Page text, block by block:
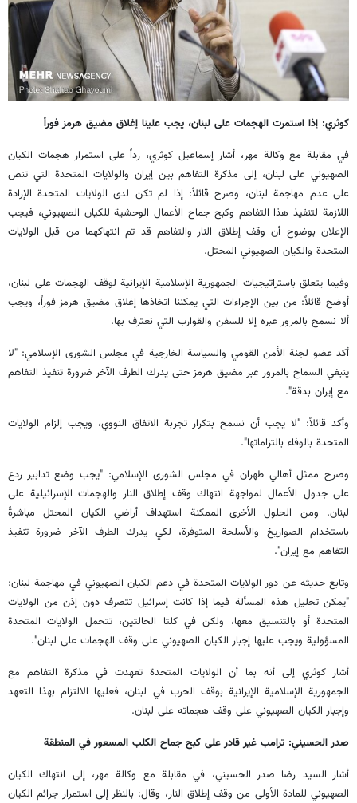
كوثري: إذا استمرت الهجمات على لبنان، يجب علينا إغلاق مضيق هرمز فوراً
في مقابلة مع وكالة مهر، أشار إسماعيل كوثري، رداً على استمرار هجمات الكيان
الصهيوني على لبنان، إلى مذكرة التفاهم بين إيران والولايات المتحدة التي تنص
على عدم مهاجمة لبنان، وصرح قائلاً: إذا لم تكن لدى الولايات المتحدة الإرادة
اللازمة لتنفيذ هذا التفاهم وكبح جماح الأعمال الوحشية للكيان الصهيوني، فيجب
الإعلان بوضوح أن وقف إطلاق النار والتفاهم قد تم انتهاكهما من قبل الولايات
المتحدة والكيان الصهيوني المحتل.
وفيما يتعلق باستراتيجيات الجمهورية الإسلامية الإيرانية لوقف الهجمات على لبنان،
أوضح قائلاً: من بين الإجراءات التي يمكننا اتخاذها إغلاق مضيق هرمز فوراً، ويجب
ألا نسمح بالمرور عبره إلا للسفن والقوارب التي نعترف بها.
أكد عضو لجنة الأمن القومي والسياسة الخارجية في مجلس الشورى الإسلامي: "لا
ينبغي السماح بالمرور عبر مضيق هرمز حتى يدرك الطرف الآخر ضرورة تنفيذ التفاهم
مع إيران بدقة".
وأكد قائلاً: "لا يجب أن نسمح بتكرار تجربة الاتفاق النووي، ويجب إلزام الولايات
المتحدة بالوفاء بالتزاماتها".
وصرح ممثل أهالي طهران في مجلس الشورى الإسلامي: "يجب وضع تدابير ردع
على جدول الأعمال لمواجهة انتهاك وقف إطلاق النار والهجمات الإسرائيلية على
لبنان. ومن الحلول الأخرى الممكنة استهداف أراضي الكيان المحتل مباشرةً
باستخدام الصواريخ والأسلحة المتوفرة، لكي يدرك الطرف الآخر ضرورة تنفيذ
التفاهم مع إيران".
وتابع حديثه عن دور الولايات المتحدة في دعم الكيان الصهيوني في مهاجمة لبنان:
"يمكن تحليل هذه المسألة فيما إذا كانت إسرائيل تتصرف دون إذن من الولايات
المتحدة أو بالتنسيق معها، ولكن في كلتا الحالتين، تتحمل الولايات المتحدة
المسؤولية ويجب عليها إجبار الكيان الصهيوني على وقف الهجمات على لبنان".
أشار كوثري إلى أنه بما أن الولايات المتحدة تعهدت في مذكرة التفاهم مع
الجمهورية الإسلامية الإيرانية بوقف الحرب في لبنان، فعليها الالتزام بهذا التعهد
وإجبار الكيان الصهيوني على وقف هجماته على لبنان.
صدر الحسيني: ترامب غير قادر على كبح جماح الكلب المسعور في المنطقة
أشار السيد رضا صدر الحسيني، في مقابلة مع وكالة مهر، إلى انتهاك الكيان
الصهيوني للمادة الأولى من وقف إطلاق النار، وقال: بالنظر إلى استمرار جرائم الكيان